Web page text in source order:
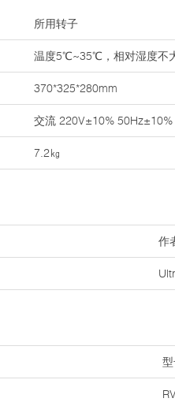
所用转子
温度5℃~35℃，相对湿度不
370*325*280mm
交流 220V±10% 50Hz±10%
7.2㎏
作